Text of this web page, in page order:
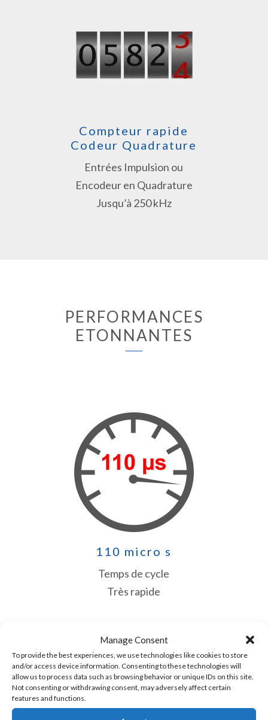
Manage Consent
To provide the best experiences, we use technologies like cookies to store
and/or access device information. Consenting to these technologies will
allow us to process data such as browsing behavior or unique IDs on this site.
Not consenting or withdrawing consent, may adversely affect certain
features and functions.
Compteur rapide
Codeur Quadrature
Entrées Impulsion ou
Encodeur en Quadrature
Jusqu’à 250 kHz
PERFORMANCES
ETONNANTES
110 micro s
Temps de cycle
Très rapide